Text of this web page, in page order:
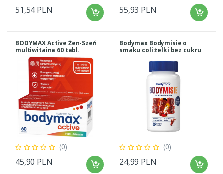
51,54 PLN 55,93 PLN
BODYMAX Active Żen-Szeń
multiwitaina 60 tabl.
(0)
45,90 PLN
Bodymax Bodymisie o
smaku coli żelki bez cukru
(0)
24,99 PLN